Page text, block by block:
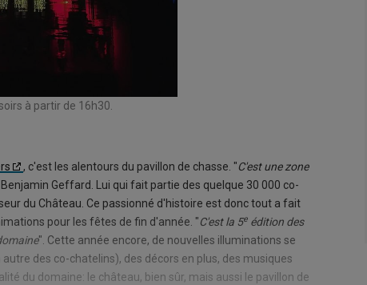
à partir de 16h30.
, c'est les alentours du pavillon de chasse. "C'est une zone
Geffard. Lui qui fait partie des quelque 30 000 co-
du Château. Ce passionné d'histoire est donc tout a fait
pour les fêtes de fin d'année. "C'est la 5e édition des
". Cette année encore, de nouvelles illuminations se
des co-chatelins), des décors en plus, des musiques
du domaine: le château, bien sûr, mais aussi le pavillon de